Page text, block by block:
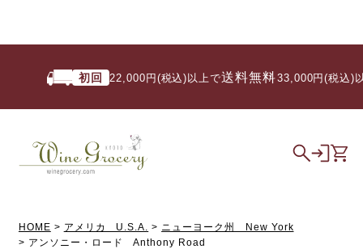
初回 22,000円(税込)以上で送料無料/ 33,000円(税込)以
HOME アメリカ U.S.A.
ニューヨーク州 New York
アンソニー・ロード Anthony Road